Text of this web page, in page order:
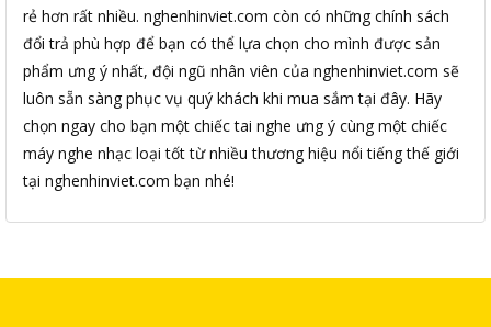
rẻ hơn rất nhiều. nghenhinviet.com còn có những chính sách
đổi trả phù hợp để bạn có thể lựa chọn cho mình được sản
phẩm ưng ý nhất, đội ngũ nhân viên của nghenhinviet.com sẽ
luôn sẵn sàng phục vụ quý khách khi mua sắm tại đây. Hãy
chọn ngay cho bạn một chiếc tai nghe ưng ý cùng một chiếc
máy nghe nhạc loại tốt từ nhiều thương hiệu nổi tiếng thế giới
tại nghenhinviet.com bạn nhé!